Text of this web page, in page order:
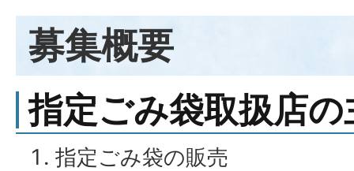
募集概要
指定ごみ袋取扱店
指定ごみ袋の販売